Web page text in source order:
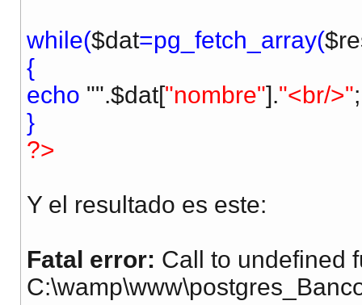
while($dat=pg_fetch_array(
{
echo "".$dat["nombre"]."<br/>";
}
?>
Y el resultado es este:
Fatal error: Call to undefined